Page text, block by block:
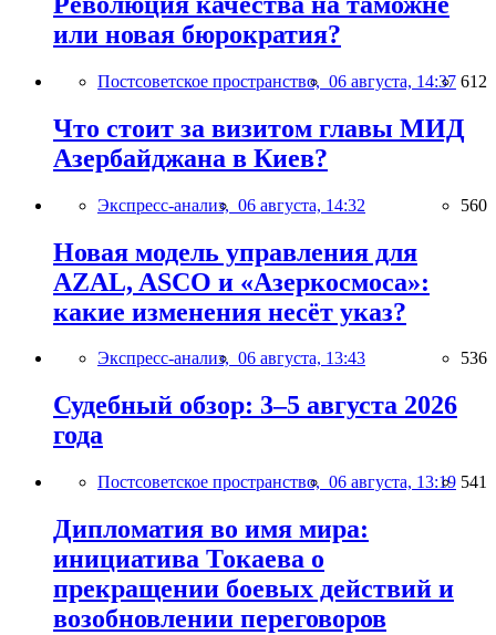
или новая бюрократия?
Постсоветское пространство, 06 августа, 14:37 612
Что стоит за визитом главы МИД
Азербайджана в Киев?
Экспресс-анализ, 06 августа, 14:32 560
Новая модель управления для
AZAL, ASCO и «Азеркосмоса»:
какие изменения несёт указ?
Экспресс-анализ, 06 августа, 13:43 536
Судебный обзор: 3–5 августа 2026
года
Постсоветское пространство, 06 августа, 13:19 541
Дипломатия во имя мира:
инициатива Токаева о
прекращении боевых действий и
возобновлении переговоров